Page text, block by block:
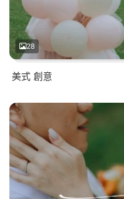
28
美式 創意